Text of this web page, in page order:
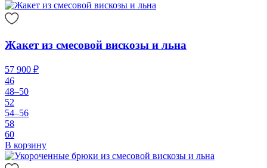
Жакет из смесовой вискозы и льна
57 900 ₽
46
48–50
52
54–56
58
60
В корзину